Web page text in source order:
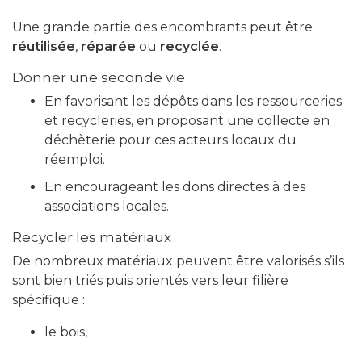
Une grande partie des encombrants peut être
réutilisée, réparée ou recyclée.
Donner une seconde vie
En favorisant les dépôts dans les ressourceries
et recycleries, en proposant une collecte en
déchèterie pour ces acteurs locaux du
réemploi.
En encourageant les dons directes à des
associations locales.
Recycler les matériaux
De nombreux matériaux peuvent être valorisés s’ils
sont bien triés puis orientés vers leur filière
spécifique :
le bois,